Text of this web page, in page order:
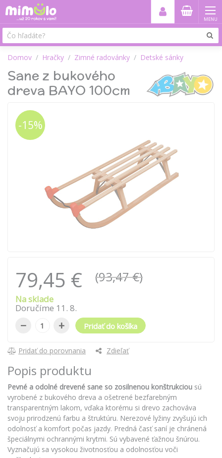
MENU
Domov Hračky Zimné radovánky Detské sánky
Sane z bukového
dreva BAYO 100cm
-15%
79,45 € (93,47 €)
Na sklade
Doručíme 11 . 8.
− + Pridať do košíka
Pridať do porovnania Zdieľať
Popis produktu
Pevné a odolné drevené sane so zosilnenou konštrukciou sú
vyrobené z bukového dreva a ošetrené bezfarebným
transparentným lakom, vďaka ktorému si drevo zachováva
svoju prirodzenú farbu a štruktúru. Nerezové lyžiny zvyšujú ich
odolnosť a komfort počas jazdy. Predná časť saní je chránená
špeciálnymi ochrannými krytmi. Sú vybavené ťažnou šnúrou.
Vyznačujú sa vysokou životnosťou a odolnosťou voči